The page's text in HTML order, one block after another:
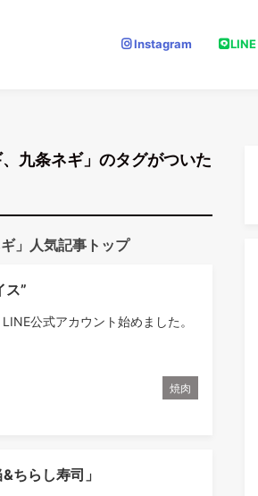
Instagram LINE
九条ネギ」のタグがついた
」人気記事トップ
ス”
公式アカウント始めました。
焼肉
ちらし寿司」